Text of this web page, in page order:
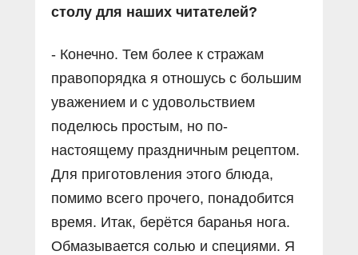
столу для наших читателей?
- Конечно. Тем более к стражам
правопорядка я отношусь с большим
уважением и с удовольствием
поделюсь простым, но по-
настоящему праздничным рецептом.
Для приготовления этого блюда,
помимо всего прочего, понадобится
время. Итак, берётся баранья нога.
Обмазывается солью и специями. Я